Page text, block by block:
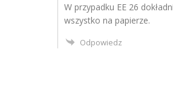
W przypadku EE 26
wszystko na papierze.
Odpowiedz